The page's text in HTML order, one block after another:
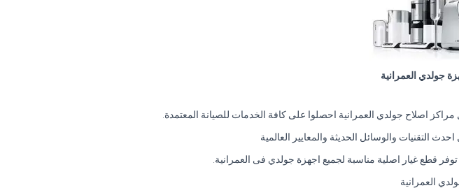
جولدي العمرانية
اصلاح جولدي العمرانية احصلوا على كافة الخدمات للصيانة المعتمدة.
التقنيات والوسائل الحديثة والمعايير العالمية
قطع غيار اصلية مناسبة لجميع اجهزة جولدي فى العمرانية.
العمرانية